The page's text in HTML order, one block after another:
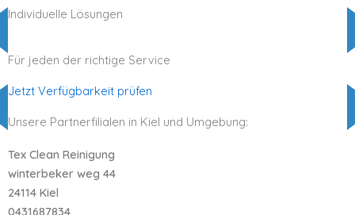
Individuelle Lösungen
Für jeden der richtige Service
Jetzt Verfügbarkeit prüfen
Unsere Partnerfilialen in Kiel und Umgebung:
Tex Clean Reinigung
winterbeker weg 44
24114 Kiel
0431687834